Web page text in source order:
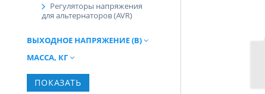
Регуляторы напряжения
для альтернаторов (AVR)
ВЫХОДНОЕ НАПРЯЖЕНИЕ (В)
МАССА, КГ